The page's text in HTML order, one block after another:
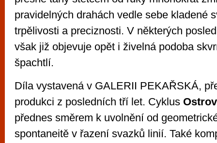
pravidelných drahách vedle sebe kladené
trpělivosti a preciznosti. V některých
však již objevuje opět i živelná podoba
špachtlí.
Díla vystavená v GALERII PEKAŘSKÁ,
produkci z posledních tří let. Cyklus Ostrov
přednes směrem k uvolnění od
spontaneitě v řazení svazků linií. Také